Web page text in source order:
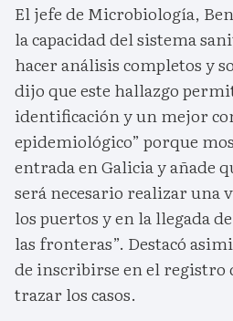
El jefe de Microbiología,
la capacidad del sistema
hacer análisis completos y
dijo que este hallazgo
identificación y un mejor
epidemiológico” porque
entrada en Galicia y añade
será necesario realizar una
los puertos y en la llegada
las fronteras”. Destacó
de inscribirse en el registro
trazar los casos.